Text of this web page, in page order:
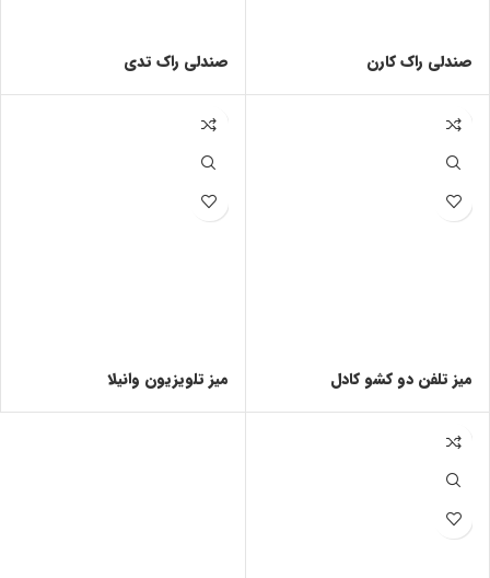
صندلی راک کارن صندلی راک تدی
میز تلفن دو کشو کادل میز تلویزیون وانیلا